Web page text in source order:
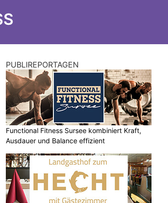
PUBLIREPORTAGEN
Functional Fitness Sursee kombiniert Kraft,
Ausdauer und Balance effizient